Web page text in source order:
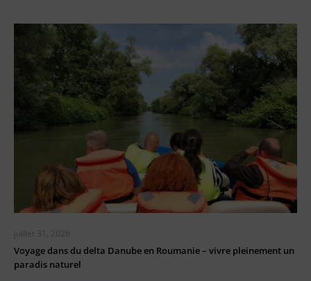
juillet 31, 2026
Voyage dans du delta Danube en Roumanie – vivre pleinement un
paradis naturel